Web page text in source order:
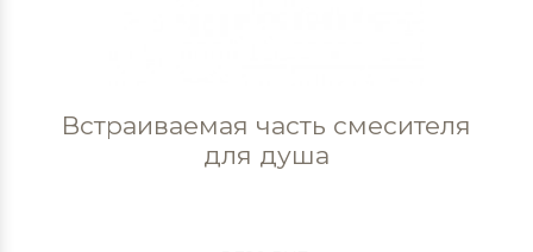
Встраиваемая часть смесителя
для душа